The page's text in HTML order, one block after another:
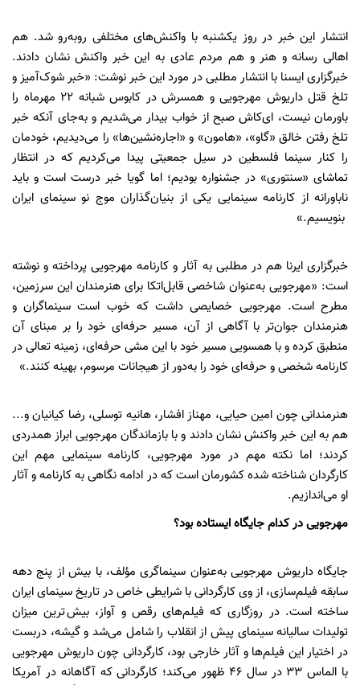
انتشار این خبر در روز یکشنبه با واکنش‌های مختلفی روبه‌رو شد. هم
اهالی رسانه و هنر و هم مردم عادی به این خبر واکنش نشان دادند.
خبرگزاری ایسنا با انتشار مطلبی در مورد این خبر نوشت: «خبر شوک‌آمیز و
تلخ قتل داریوش مهرجویی و همسرش در کابوس شبانه ۲۲ مهرماه را
باورمان نیست، ای‌کاش صبح از خواب بیدار می‌شدیم و به‌جای آنکه خبر
تلخ رفتن خالق «گاو»، «هامون» و «اجاره‌نشین‌ها» را می‌دیدیم، خودمان
را کنار سینما فلسطین در سیل جمعیتی پیدا می‌کردیم که در انتظار
تماشای «سنتوری» در جشنواره بودیم؛ اما گویا خبر درست است و باید
ناباورانه از کارنامه سینمایی‌ یکی از بنیان‌گذاران موج نو سینمای ایران
بنویسیم.»
خبرگزاری ایرنا هم در مطلبی به آثار و کارنامه مهرجویی پرداخته و نوشته
است: «مهرجویی به‌عنوان شاخصی قابل‌اتکا برای هنرمندان این سرزمین،
مطرح است. مهرجویی خصایصی داشت که خوب است سینماگران و
هنرمندان جوان‌تر با آگاهی از آن، مسیر حرفه‌ای خود را بر مبنای آن
منطبق کرده و با همسویی مسیر خود با این مشی حرفه‌ای، زمینه تعالی در
کارنامه شخصی و حرفه‌ای خود را به‌دور از هیجانات مرسوم، بهینه کنند.»
هنرمندانی چون امین حیایی، مهناز افشار، هانیه توسلی، رضا کیانیان و...
هم به این خبر واکنش نشان دادند و با بازماندگان مهرجویی ابراز همدردی
کردند؛ اما نکته مهم در مورد مهرجویی، کارنامه سینمایی مهم این
کارگردان شناخته شده کشورمان است که در ادامه نگاهی به کارنامه و آثار
او می‌اندازیم.
مهرجویی در کدام جایگاه ایستاده بود؟
جایگاه داریوش مهرجویی به‌عنوان سینماگری مؤلف، با بیش از پنج دهه
سابقه فیلم‌سازی، از وی کارگردانی با شرایطی خاص در تاریخ سینمای ایران
ساخته است. در روزگاری که فیلم‌های رقص و آواز، بیش ترین میزان
تولیدات سالیانه سینمای پیش از انقلاب را شامل می‌شد و گیشه، دربست
در اختیار این فیلم‌ها و آثار خارجی بود، کارگردانی چون داریوش مهرجویی
با الماس ۳۳ در سال ۴۶ ظهور می‌کند؛ کارگردانی که آگاهانه در آمریکا